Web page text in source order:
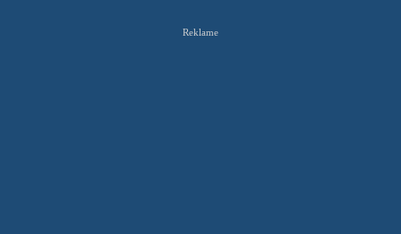
Reklame